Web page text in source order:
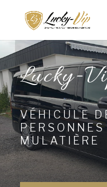
Lucky-
VÉHICULE
MULATIÈRE